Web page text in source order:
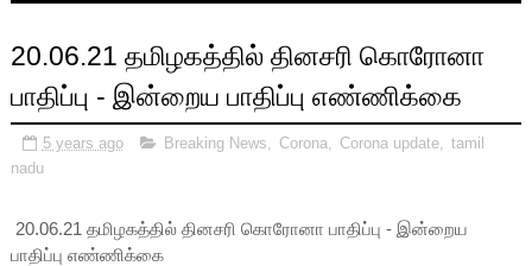
20.06.21 தமிழகத்தில் தினசரி கொரோனா
பாதிப்பு - இன்றைய பாதிப்பு எண்ணிக்கை
5 years ago Breaking News Corona Corona update,
tamil
nadu
20.06.21 தமிழகத்தில் தினசரி கொரோனா பாதிப்பு - இன்றைய
பாதிப்பு எண்ணிக்கை